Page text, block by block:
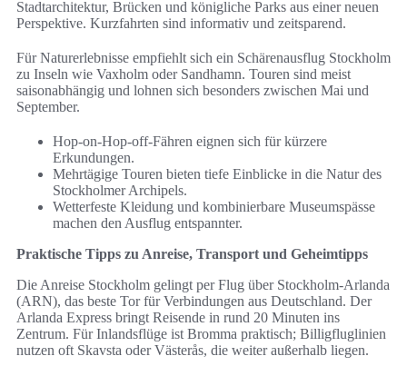
Stadtarchitektur, Brücken und königliche Parks aus einer neuen
Perspektive. Kurzfahrten sind informativ und zeitsparend.
Für Naturerlebnisse empfiehlt sich ein Schärenausflug Stockholm
zu Inseln wie Vaxholm oder Sandhamn. Touren sind meist
saisonabhängig und lohnen sich besonders zwischen Mai und
September.
Hop-on-Hop-off-Fähren eignen sich für kürzere
Erkundungen.
Mehrtägige Touren bieten tiefe Einblicke in die Natur des
Stockholmer Archipels.
Wetterfeste Kleidung und kombinierbare Museumspässe
machen den Ausflug entspannter.
Praktische Tipps zu Anreise, Transport und Geheimtipps
Die Anreise Stockholm gelingt per Flug über Stockholm-Arlanda
(ARN), das beste Tor für Verbindungen aus Deutschland. Der
Arlanda Express bringt Reisende in rund 20 Minuten ins
Zentrum. Für Inlandsflüge ist Bromma praktisch; Billigfluglinien
nutzen oft Skavsta oder Västerås, die weiter außerhalb liegen.